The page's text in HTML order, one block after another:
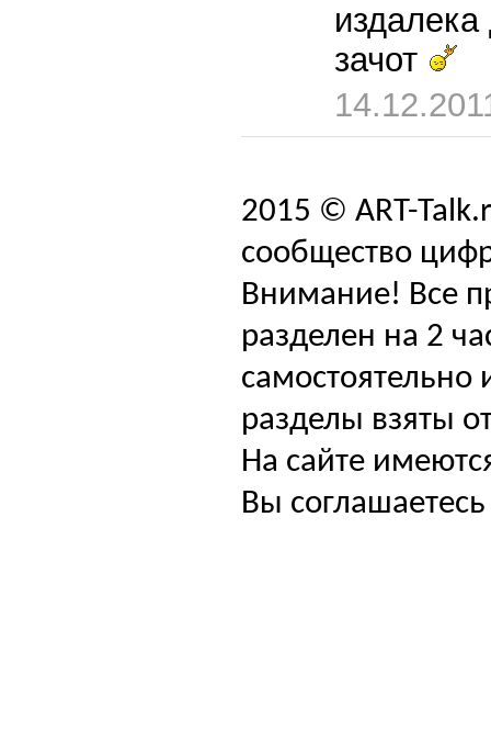
зачот
2015 © ART-
сообщество
Внимание! Все
разделен на 2
самостоятельно
разделы взяты
На сайте
Вы